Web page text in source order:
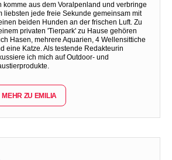
komme aus dem Voralpenland und verbringe
liebsten jede freie Sekunde gemeinsam mit
beiden Hunden an der frischen Luft. Zu
privaten 'Tierpark' zu Hause gehören
Hasen, mehrere Aquarien, 4 Wellensittiche
eine Katze. Als testende Redakteurin
ich mich auf Outdoor- und
MEHR ZU EMILIA